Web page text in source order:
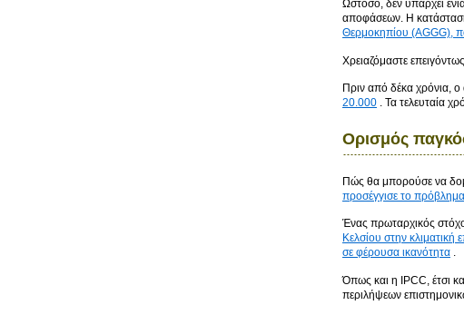
Ωστόσο, δεν υπάρχει
αποφάσεων. Η κατάσταση
Θερμοκηπίου (AGGG),
Χρειαζόμαστε
Πριν από δέκα χρόνια,
20.000 . Τα τελευταία
Ορισμός
Πώς θα μπορούσε να
προσέγγισε το
Ένας πρωταρχικός
Κελσίου στην κλιματική
σε φέρουσα ικανότητα .
Όπως και η IPCC, έτσι
περιλήψεων